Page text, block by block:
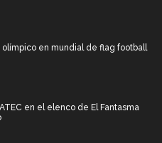
olímpico en mundial de flag football
en el elenco de El Fantasma